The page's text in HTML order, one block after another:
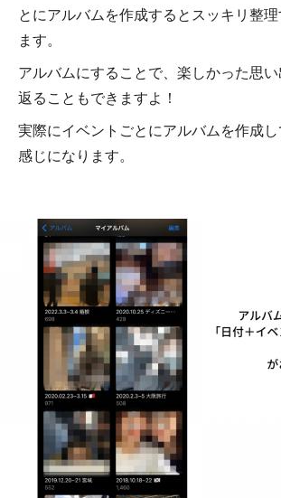
とにアルバムを作成するとスッキリ整
ます。
アルバムにすることで、楽しかった思
返ることもできますよ！
実際にイベントごとにアルバムを作成
感じになります。